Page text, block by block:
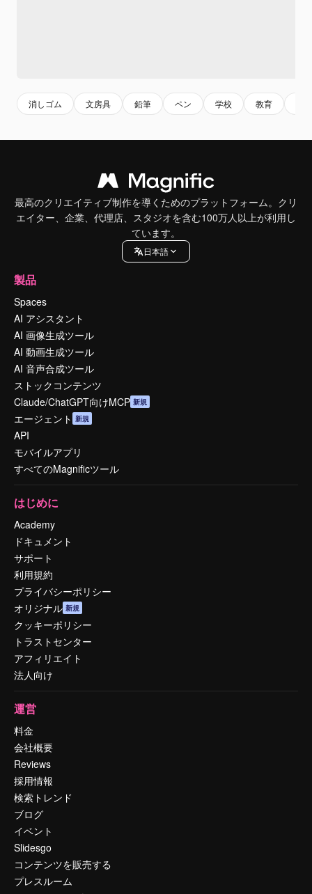
消しゴム 文房具 鉛筆 ペン 学校 教育
最高のクリエイティブ制作を導くためのプラットフォーム。クリ
エイター、企業、代理店、スタジオを含む100万人以上が利用し
ています。
日本語
製品
Spaces
AI アシスタント
AI 画像生成ツール
AI 動画生成ツール
AI 音声合成ツール
ストックコンテンツ
Claude/ChatGPT向けMCP 新規
エージェント 新規
API
モバイルアプリ
すべてのMagnificツール
はじめに
Academy
ドキュメント
サポート
利用規約
プライバシーポリシー
オリジナル 新規
クッキーポリシー
トラストセンター
アフィリエイト
法人向け
運営
料金
会社概要
Reviews
採用情報
検索トレンド
ブログ
イベント
Slidesgo
コンテンツを販売する
プレスルーム